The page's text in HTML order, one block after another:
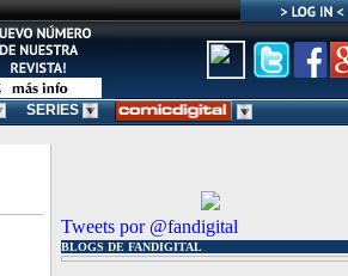
SERIES
Tweets por @fandigital
BLOGS DE FANDIGITAL